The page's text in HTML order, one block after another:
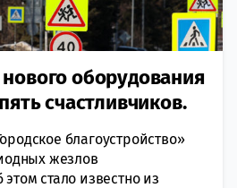
оборудования
счастливчиков.
благоустройство»
жезлов
стало известно из